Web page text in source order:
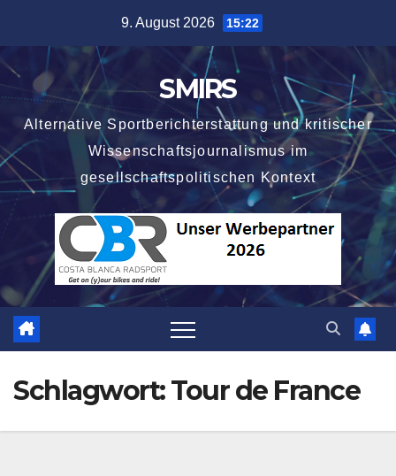
springen
9. August 2026 15:22
SMIRS
Alternative Sportberichterstattung und kritischer
Wissenschaftsjournalismus im
gesellschaftspolitischen Kontext
Schlagwort:Tour de France